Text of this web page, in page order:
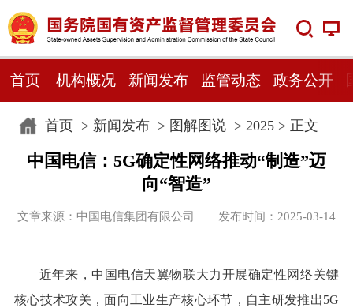
首页 机构概况 新闻发布 监管动态 政务公开
首页> 新闻发布> 图解图说> 2025> 正文
中国电信：5G确定性网络推动“制造”迈
向“智造”
文章来源：中国电信集团有限公司 发布时间：2025-03-14
近年来，中国电信天翼物联大力开展确定性网络关键
核心技术攻关，面向工业生产核心环节，自主研发推出5G